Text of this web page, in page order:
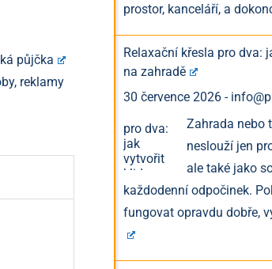
půjčka
reklamy
prostor, kanceláří, a
Relaxační křesla pro dva:
na zahradě
30 července 2026 -
Zahrada nebo
neslouží jen
ale také jako
každodenní odpočinek.
fungovat opravdu dobře,